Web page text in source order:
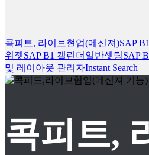
콕피트, 라이브현업(메신져)SAP
위젯SAP B1 캘린더 일반셋팅SAP
및 레이아웃 관리자Instant Search
콕피트,